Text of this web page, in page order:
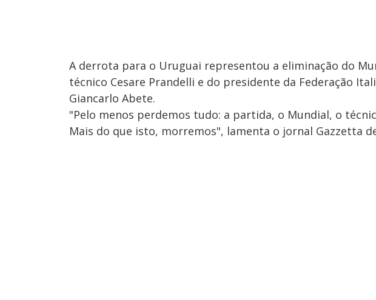
A derrota para o Uruguai representou a eliminação do
técnico Cesare Prandelli e do presidente da Federação
Giancarlo Abete.
"Pelo menos perdemos tudo: a partida, o Mundial, o
Mais do que isto, morremos", lamenta o jornal Gazzetta